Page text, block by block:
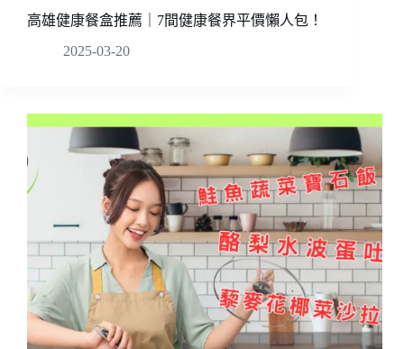
高雄健康餐盒推薦｜7間健康餐界平價懶人包！
2025-03-20